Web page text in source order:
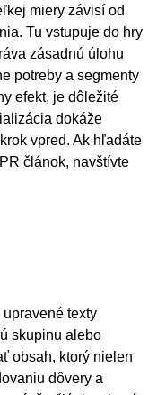
miery závisí od
Tu vstupuje do hry
zásadnú úlohu
potreby a segmenty
efekt, je dôležité
dokáže
vpred. Ak hľadáte
článok, navštívte
texty
skupinu alebo
obsah, ktorý nielen
dôvery a